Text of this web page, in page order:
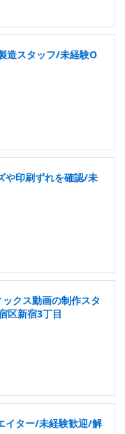
造スタッフ/未経験O
や印刷ずれを確認/未
クス動画の制作スタ
区新宿3丁目
イター/未経験歓迎/解